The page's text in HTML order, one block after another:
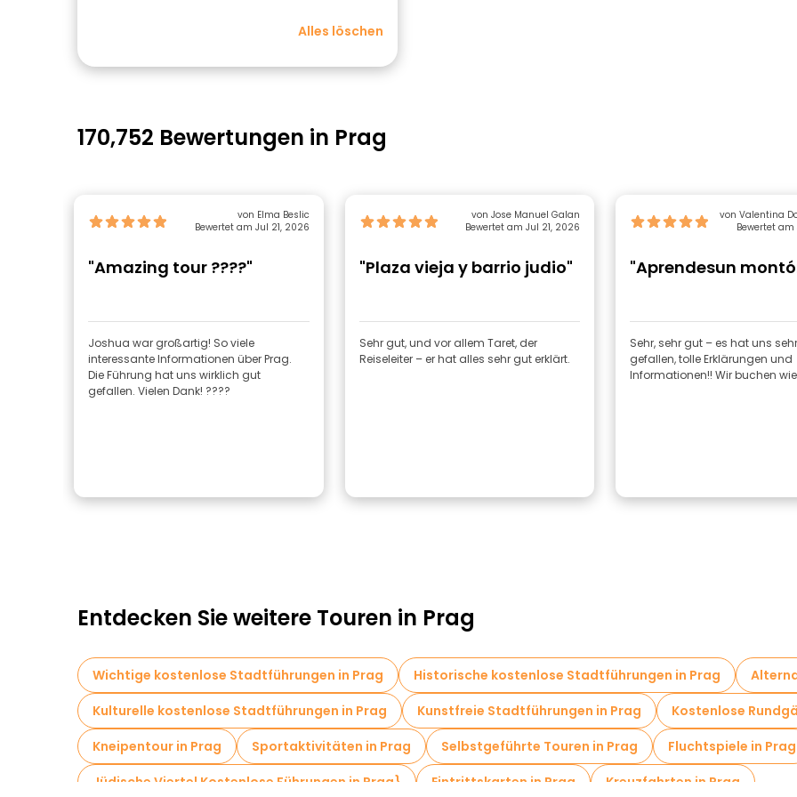
Alles löschen
170,752 Bewertungen in Prag
von Elma Beslic
Bewertet am Jul 21, 2026
"Amazing tour ????"
Joshua war großartig! So viele
interessante Informationen über Prag.
Die Führung hat uns wirklich gut
gefallen. Vielen Dank! ????
von Jose Manuel Galan
Bewertet am Jul 21, 2026
"Plaza vieja y barrio judio"
Sehr gut, und vor allem Taret, der
Reiseleiter – er hat alles sehr gut erklärt.
von Valentina
Bewertet am
"Aprendesun
Sehr, sehr gut – es hat uns
gefallen, tolle Erklärungen und
Informationen!! Wir buchen
Entdecken Sie weitere Touren in Prag
Wichtige kostenlose Stadtführungen in Prag Historische kostenlose Stadtführungen in Prag
Kulturelle kostenlose Stadtführungen in Prag
Kunstfreie Stadtführungen in Prag
Kostenlose
Kneipentour in Prag
Sportaktivitäten in Prag Selbstgeführte Touren in Prag Fluchtspiele in Prag
Jüdische Viertel Kostenlose Führungen in Prag}
Eintrittskarten in Prag
Kreuzfahrten in Prag